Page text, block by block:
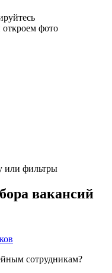
фото
или фильтры
вакансий
сотрудникам?